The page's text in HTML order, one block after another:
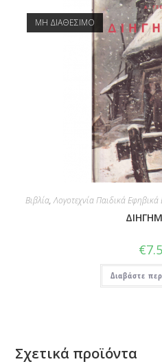
ΜΗ ΔΙΑΘΕΣΙΜΟ
Βιβλία,Λογοτεχνία Παιδικά Εφηβικά
€
Διαβάστε
Σχετικά προϊόντα